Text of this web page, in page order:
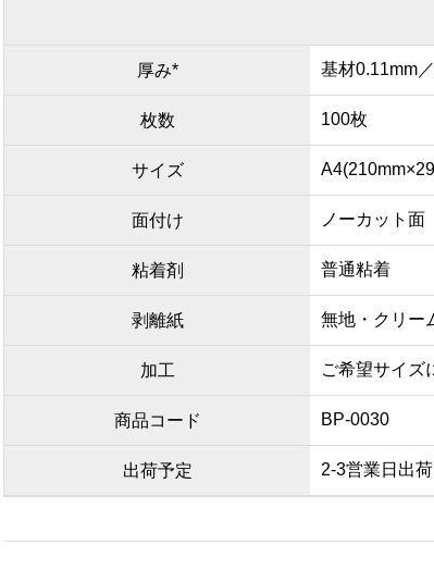
厚み* 基材0.11mm
枚数 100枚
サイズ
面付け ノーカット面
粘着剤 普通粘着
剥離紙 無地・クリー
加工 ご希望サイズ
商品コード BP-0030
出荷予定 2-3営業日出荷